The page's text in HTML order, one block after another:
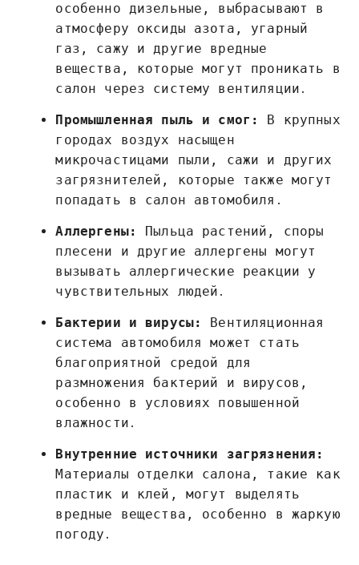
особенно дизельные, выбрасывают в
атмосферу оксиды азота, угарный
газ, сажу и другие вредные
вещества, которые могут проникать в
салон через систему вентиляции․
Промышленная пыль и смог:
В крупных
городах воздух насыщен
микрочастицами пыли, сажи и других
загрязнителей, которые также могут
попадать в салон автомобиля․
Аллергены:
Пыльца растений, споры
плесени и другие аллергены могут
вызывать аллергические реакции у
чувствительных людей․
Бактерии и вирусы:
Вентиляционная
система автомобиля может стать
благоприятной средой для
размножения бактерий и вирусов,
особенно в условиях повышенной
влажности․
Внутренние источники загрязнения:
Материалы отделки салона, такие как
пластик и клей, могут выделять
вредные вещества, особенно в жаркую
погоду․